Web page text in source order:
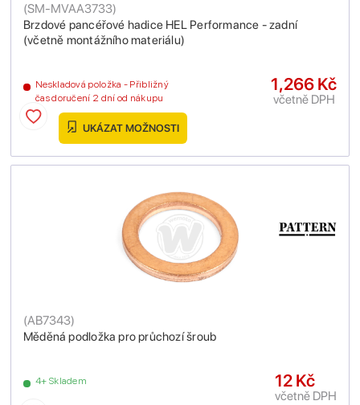
Brzdové pancéřové hadice HEL Performance - zadní
(včetně montážního materiálu)
(SM-MVAA3733)
Neskladová položka - Přibližný
čas doručení 2 dní od nákupu
1,266 Kč
včetně DPH
UKÁZAT MOŽNOSTI
Měděná podložka pro průchozí šroub
(AB7343)
4+ Skladem 12 Kč
včetně DPH